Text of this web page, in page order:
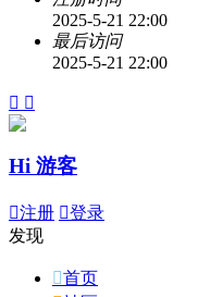
2025-5-21 22:00
最后访问
2025-5-21 22:00
 
Hi 游客
注册 登录
发现
首页